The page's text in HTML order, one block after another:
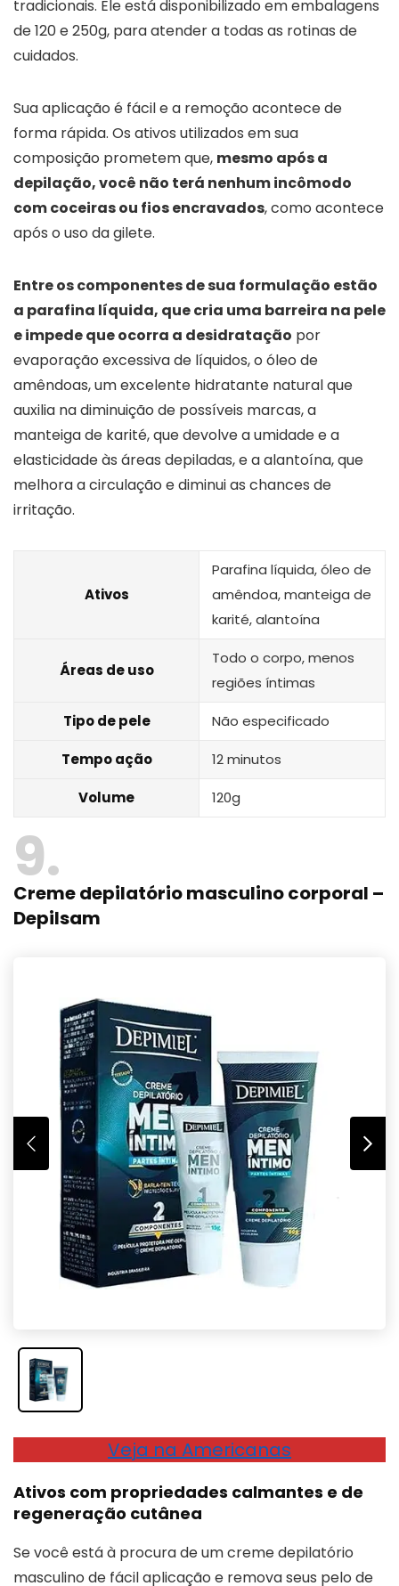
tradicionais. Ele está disponibilizado em embalagens
de 120 e 250g, para atender a todas as rotinas de
cuidados.
Sua aplicação é fácil e a remoção acontece de
forma rápida. Os ativos utilizados em sua
composição prometem que, mesmo após a
depilação, você não terá nenhum incômodo
com coceiras ou fios encravados, como acontece
após o uso da gilete.
Entre os componentes de sua formulação estão
a parafina líquida, que cria uma barreira na pele
e impede que ocorra a desidratação por
evaporação excessiva de líquidos, o óleo de
amêndoas, um excelente hidratante natural que
auxilia na diminuição de possíveis marcas, a
manteiga de karité, que devolve a umidade e a
elasticidade às áreas depiladas, e a alantoína, que
melhora a circulação e diminui as chances de
irritação.
Ativos
Parafina líquida, óleo de
amêndoa, manteiga de
karité, alantoína
Áreas de uso
Todo o corpo, menos
regiões íntimas
Tipo de pele Não especificado
Tempo ação 12 minutos
Volume 120g
9
Creme depilatório masculino corporal –
Depilsam
Veja na Americanas
Ativos com propriedades calmantes e de
regeneração cutânea
Se você está à procura de um creme depilatório
masculino de fácil aplicação e remova seus pelo de